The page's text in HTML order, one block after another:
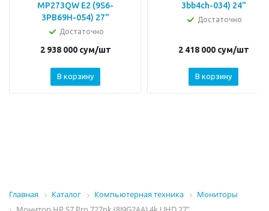
MP273QW E2 (9S6-
3PB69H-054) 27"
Достаточно
2 938 000сум/шт
В корзину
3bb4ch-034) 24"
Достаточно
2 418 000сум/шт
В корзину
Главная Каталог Компьютерная техника
Мониторы